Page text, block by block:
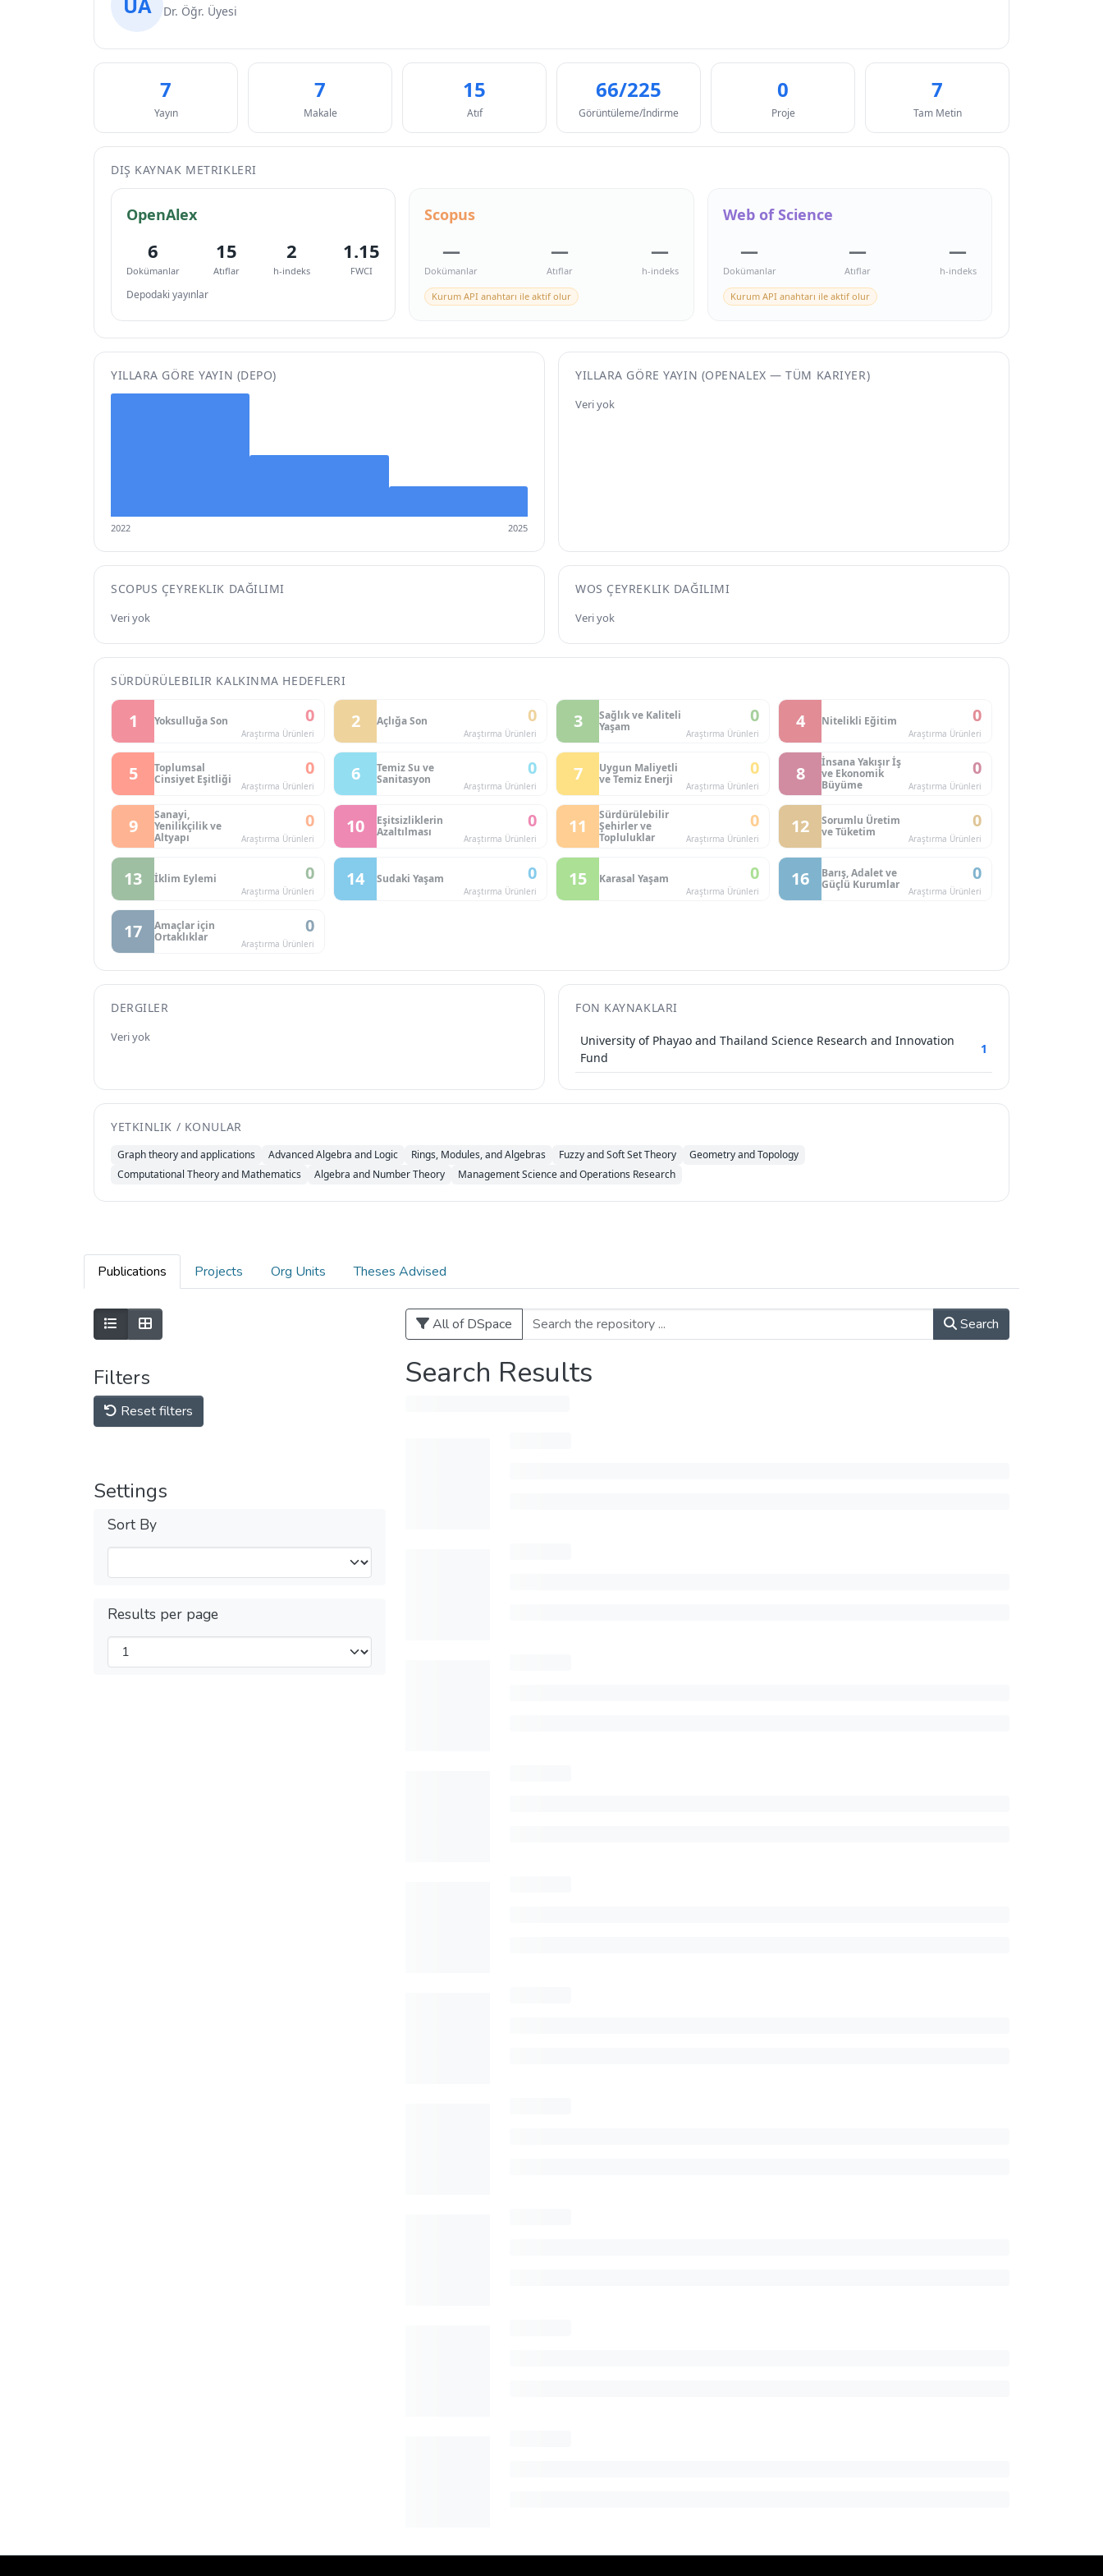
Dr. Öğr. Üyesi
7
Yayın
7
Makale
15
Atıf
66/225
Görüntüleme/İndirme
0
Proje
7
Tam Metin
DIŞ KAYNAK METRIKLERI
OpenAlex
6
Dokümanlar
15
Atıflar
2
h-indeks
1.15
FWCI
Depodaki yayınlar
Scopus
—
Dokümanlar
—
Atıflar
—
h-indeks
Kurum API anahtarı ile aktif olur
Web of Science
—
Dokümanlar
—
Atıflar
—
h-indeks
Kurum API anahtarı ile aktif olur
YILLARA GÖRE YAYIN (DEPO)
2022 2025
YILLARA GÖRE YAYIN (OPENALEX — TÜM KARIYER)
Veri yok
SCOPUS ÇEYREKLIK DAĞILIMI
Veri yok
WOS ÇEYREKLIK DAĞILIMI
Veri yok
SÜRDÜRÜLEBILIR KALKINMA HEDEFLERI
1 Yoksulluğa Son 0
Araştırma Ürünleri
2 Açlığa Son 0
Araştırma Ürünleri
3
Sağlık ve Kaliteli
Yaşam
0
Araştırma Ürünleri
4 Nitelikli Eğitim 0
Araştırma Ürünleri
5
Toplumsal
Cinsiyet Eşitliği
0
Araştırma Ürünleri
6
Temiz Su ve
Sanitasyon
0
Araştırma Ürünleri
7
Uygun Maliyetli
ve Temiz Enerji
0
Araştırma Ürünleri
8
İnsana Yakışır İş
ve Ekonomik
Büyüme
0
Araştırma Ürünleri
9
Sanayi,
Yenilikçilik ve
Altyapı
0
Araştırma Ürünleri
10
Eşitsizliklerin
Azaltılması
0
Araştırma Ürünleri
11
Sürdürülebilir
Şehirler ve
Topluluklar
0
Araştırma Ürünleri
12
Sorumlu Üretim
ve Tüketim
0
Araştırma Ürünleri
13 İklim Eylemi 0
Araştırma Ürünleri
14 Sudaki Yaşam 0
Araştırma Ürünleri
15 Karasal Yaşam 0
Araştırma Ürünleri
16
Barış, Adalet ve
Güçlü Kurumlar
0
Araştırma Ürünleri
17
Amaçlar için
Ortaklıklar
0
Araştırma Ürünleri
DERGILER
Veri yok
FON KAYNAKLARI
University of Phayao and Thailand Science Research and Innovation
Fund
1
YETKINLIK / KONULAR
Graph theory and applications Advanced Algebra and Logic Rings, Modules, and Algebras Fuzzy and Soft Set Theory
Geometry and Topology
Computational Theory and Mathematics
Algebra and Number Theory Management Science and Operations Research
Publications Projects Org Units Theses Advised
Filters
Reset filters
Settings
Sort By
Results per page
All of DSpace Search
Search Results